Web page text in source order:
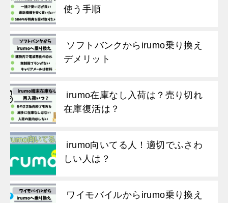
使う手順
ソフトバンクからirumo乗り換え
デメリット
irumo在庫なし入荷は？売り切れ
在庫復活は？
irumo向いてる人！適切でふさわ
しい人は？
ワイモバイルからirumo乗り換え